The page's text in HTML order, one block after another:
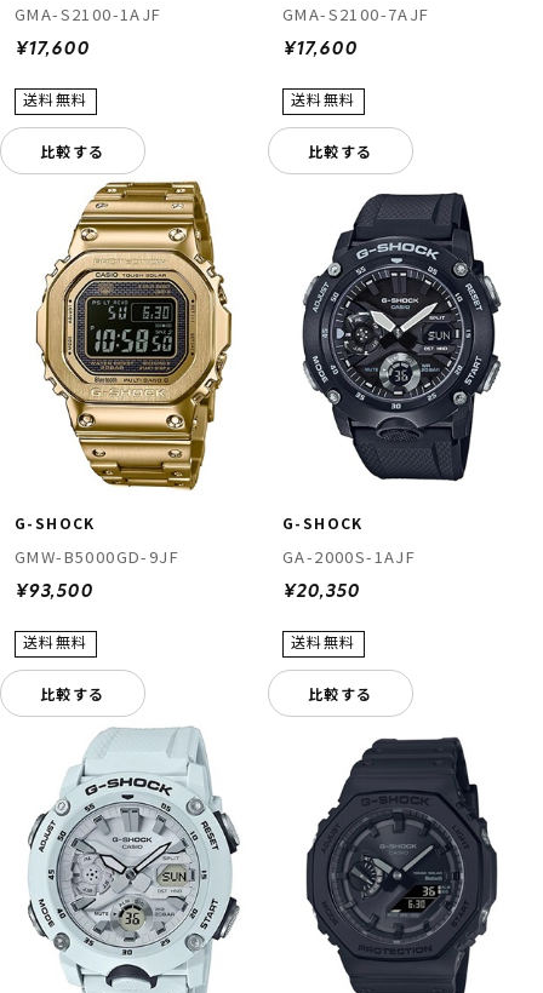
GMA-S2100-1AJF
¥17,600
比較する
GMA-S2100-7AJF
¥17,600
比較する
G-SHOCK
GMW-B5000GD-9JF
¥93,500
比較する
G-SHOCK
GA-2000S-1AJF
¥20,350
比較する